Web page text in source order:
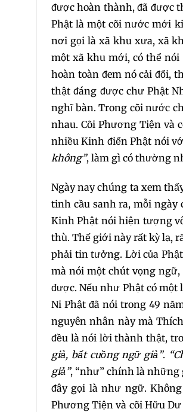
được hoàn thành, đã được
Phật là một cõi nước mới
nơi gọi là xã khu xưa, xã
một xã khu mới, có thể
hoàn toàn đem nó cải đổi,
thật đáng được chư Phật
nghĩ bàn. Trong cõi nước
nhau. Cõi Phương Tiện và
nhiều Kinh điển Phật nói
không”, làm gì có thường
Ngày nay chúng ta xem
tinh cầu sanh ra, mỗi ngày
Kinh Phật nói hiện tượng
thù. Thế giới này rất kỳ lạ,
phải tin tưởng. Lời của
mà nói một chút vọng
được. Nếu như Phật có
Ni Phật đã nói trong 49
nguyên nhân này mà
đều là nói lời thành thật,
giả, bất cuồng ngữ giả”.
giả”, “như” chính là
đây gọi là như ngữ.
Phương Tiện và cõi Hữu